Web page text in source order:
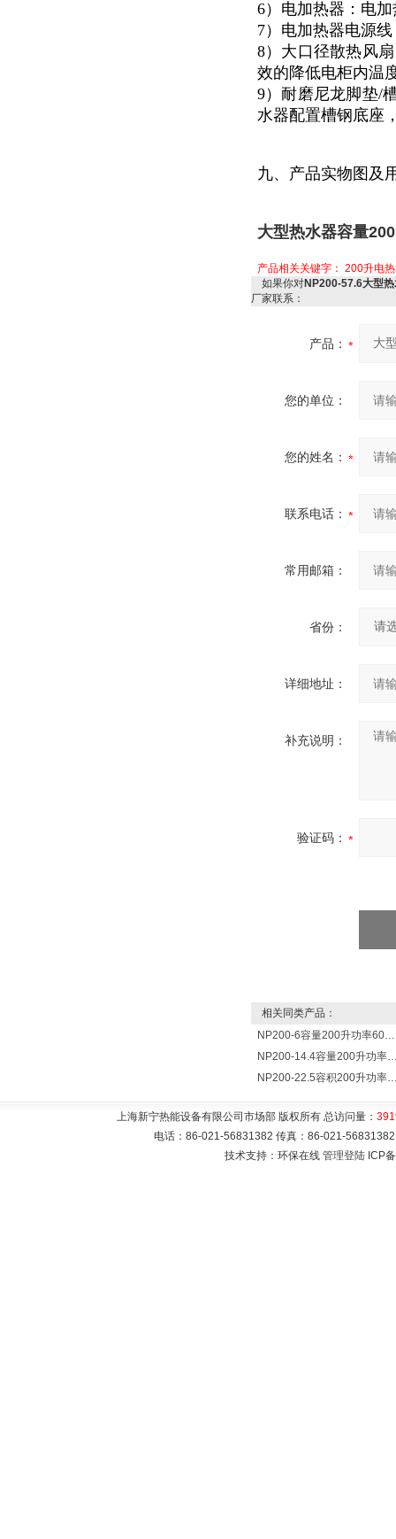
6）电加热器：电
7）电加热器电源
8）大口径散热风
效的降低电柜内温
9）耐磨尼龙脚垫/
水器配置槽钢底座
九、产品实物图及
大型热水器容量
产品相关关键字： 200升电
如果你对NP200-57.6大型
厂家联系：
产品：
您的单位：
您的姓名：
联系电话：
常用邮箱：
省份：
详细地址：
补充说明：
验证码：
相关同类产品：
NP200-6容量200升功率6000瓦新宁电热水器 热水锅炉
NP200-14.4容量200升功率14400瓦蓄
NP200-22.5容积200升功率22500瓦储
上海新宁热能设备有限公司市场部 版权所有 总访问量：
电话：86-021-56831382 传真：86-021-
技术支持：环保在线 管理登陆 ICP